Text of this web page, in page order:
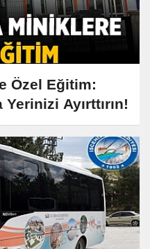
Özel Eğitim:
Ayırttırın!